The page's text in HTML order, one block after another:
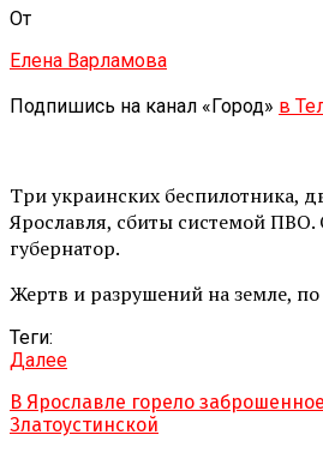
От
Елена Варламова
Подпишись на канал «Город» в
Три украинских беспилотника,
Ярославля, сбиты системой
губернатор.
Жертв и разрушений на земле, по
Теги:
Далее
В Ярославле горело
Златоустинской